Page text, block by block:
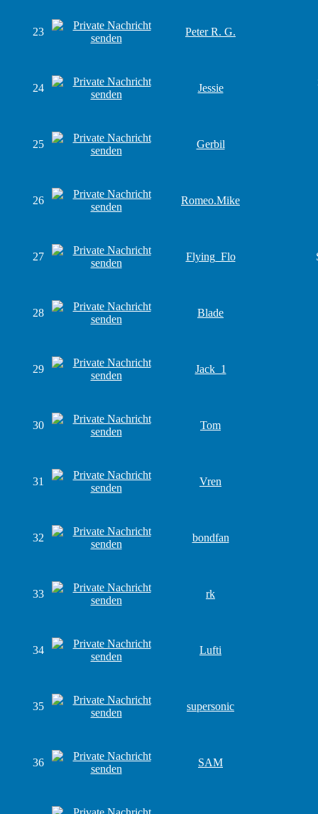
23 Peter R. G.
24 Jessie
25 Gerbil
26 Romeo.Mike
27 Flying_Flo
28 Blade
29 Jack_1
30 Tom
31 Vren
32 bondfan
33 rk
34 Lufti
35 supersonic
36 SAM